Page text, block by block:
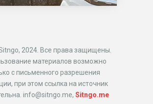
2024. Все права защищены.
материалов возможно
с письменного разрешения
при этом ссылка на источник
info@sitngo.me, Sitngo.me